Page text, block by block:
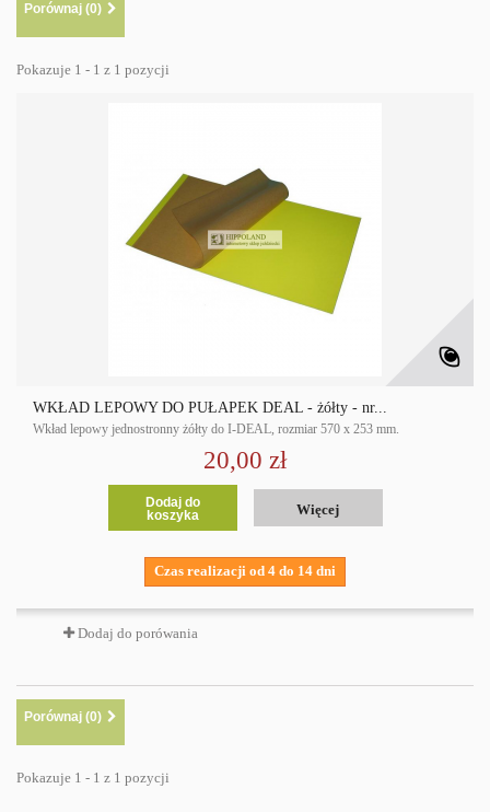
Porównaj (0)
Pokazuje 1 - 1 z 1 pozycji
WKŁAD LEPOWY DO PUŁAPEK DEAL - żółty - nr...
Wkład lepowy jednostronny żółty do I-DEAL, rozmiar 570 x 253 mm.
20,00 zł
Dodaj do
koszyka
Więcej
Czas realizacji od 4 do 14 dni
Dodaj do porówania
Porównaj (0)
Pokazuje 1 - 1 z 1 pozycji